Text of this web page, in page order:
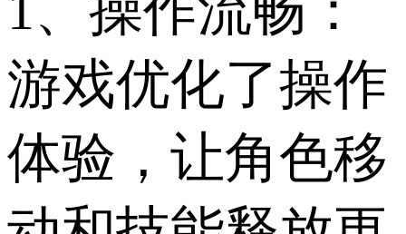
游戏优化了操作
体验，让角色移